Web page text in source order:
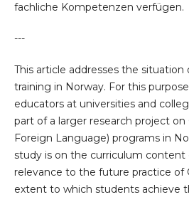
fachliche Kompetenzen verfügen.
---
This article addresses the
training in Norway. For this
educators at universities and
part of a larger research project on
Foreign Language) programs in
study is on the curriculum content
relevance to the future practice of
extent to which students achieve